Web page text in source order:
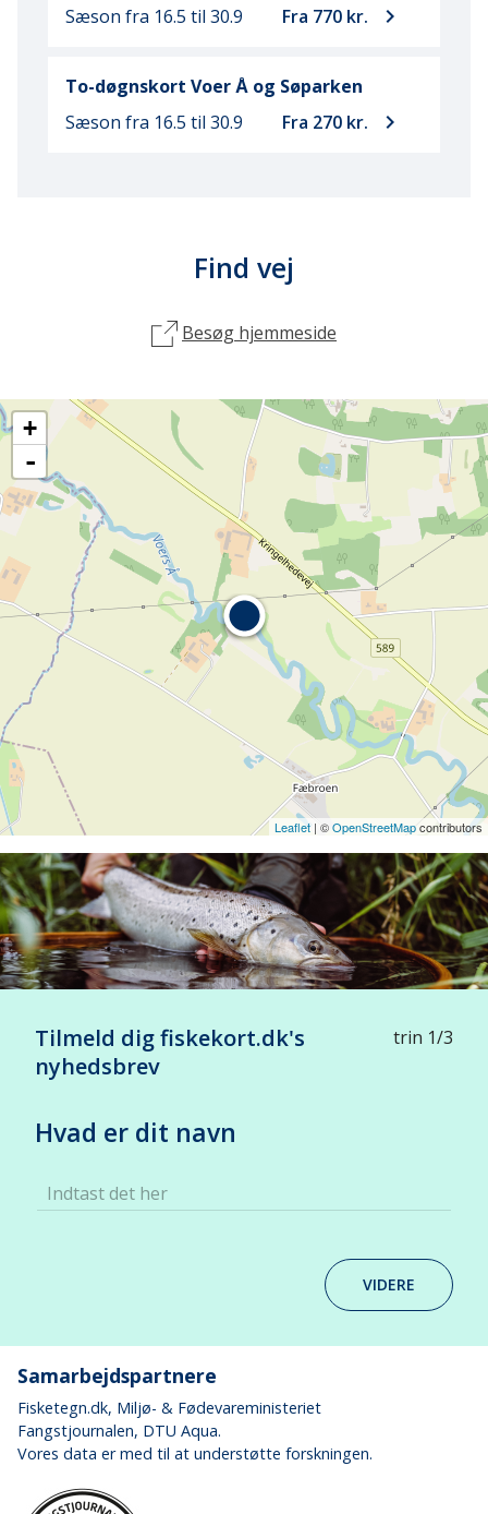
Sæson fra 16.5 til 30.9 Fra 770 kr. keyboard_arrow_right
To-døgnskort Voer Å og Søparken
Sæson fra 16.5 til 30.9 Fra 270 kr. keyboard_arrow_right
Find vej
Besøg hjemmeside
+
-
Leaflet | ©OpenStreetMapcontributors
Tilmeld dig fiskekort.dk's
nyhedsbrev
trin 1/3
Hvad er dit navn
Indtast det her
VIDERE
Samarbejdspartnere
Fisketegn.dk, Miljø- & Fødevareministeriet
Fangstjournalen, DTU Aqua.
Vores data er med til at understøtte forskningen.